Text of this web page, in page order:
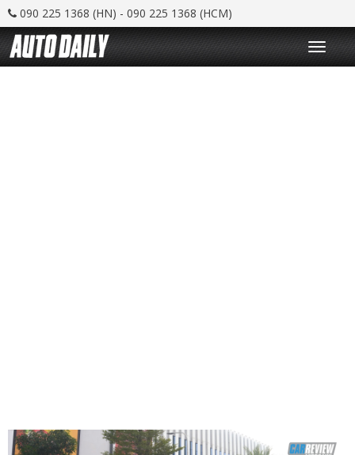
090 225 1368 (HN) - 090 225 1368 (HCM)
T
o
g